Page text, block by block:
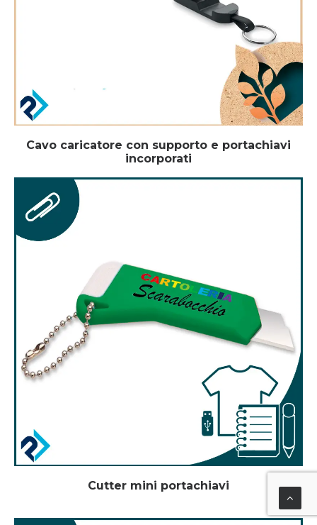
Cavo caricatore con supporto e portachiavi
incorporati
Cutter mini portachiavi